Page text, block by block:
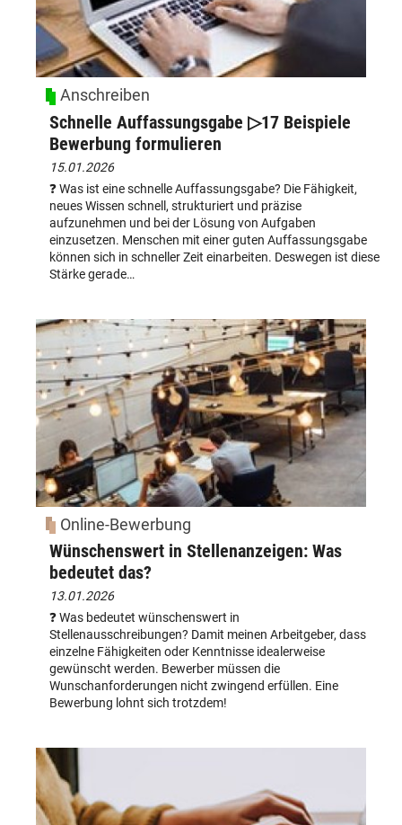
Anschreiben
Schnelle Auffassungsgabe ▷17 Beispiele
Bewerbung formulieren
15.01.2026
❓ Was ist eine schnelle Auffassungsgabe? Die Fähigkeit,
neues Wissen schnell, strukturiert und präzise
aufzunehmen und bei der Lösung von Aufgaben
einzusetzen. Menschen mit einer guten Auffassungsgabe
können sich in schneller Zeit einarbeiten. Deswegen ist diese
Stärke gerade…
Online-Bewerbung
Wünschenswert in Stellenanzeigen: Was
bedeutet das?
13.01.2026
❓ Was bedeutet wünschenswert in
Stellenausschreibungen? Damit meinen Arbeitgeber, dass
einzelne Fähigkeiten oder Kenntnisse idealerweise
gewünscht werden. Bewerber müssen die
Wunschanforderungen nicht zwingend erfüllen. Eine
Bewerbung lohnt sich trotzdem!